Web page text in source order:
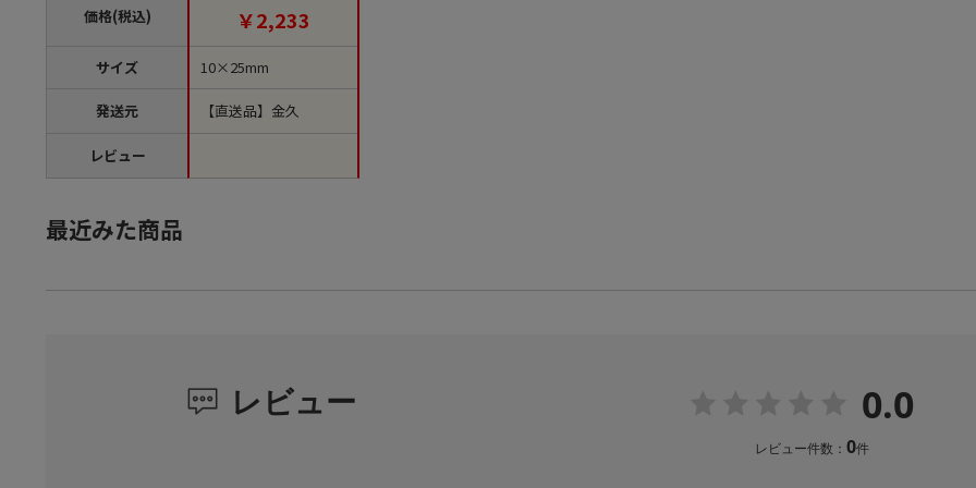
価格(税込)
サイズ
発送元
レビュー
￥2,233
10×25mm
【直送品】金久
最近みた商品
レビュー 0.0
レビュー件数： 0件